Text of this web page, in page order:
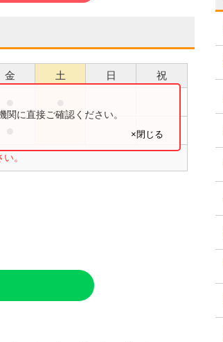
金 土 日 祝
。
に直接ご確認ください。
×閉じる